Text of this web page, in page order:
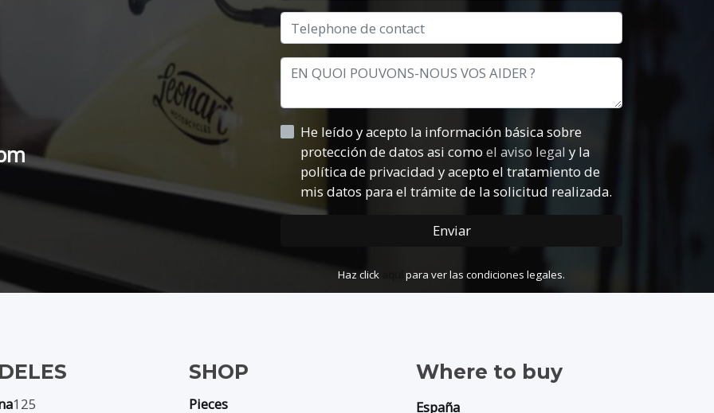
He leído y acepto la información básica sobre
protección de datos asi como el aviso legal y la
política de privacidad y acepto el tratamiento de
mis datos para el trámite de la solicitud realizada.
Enviar
Haz click para ver las condiciones legales.
125
SHOP
Pieces
Where to buy
España